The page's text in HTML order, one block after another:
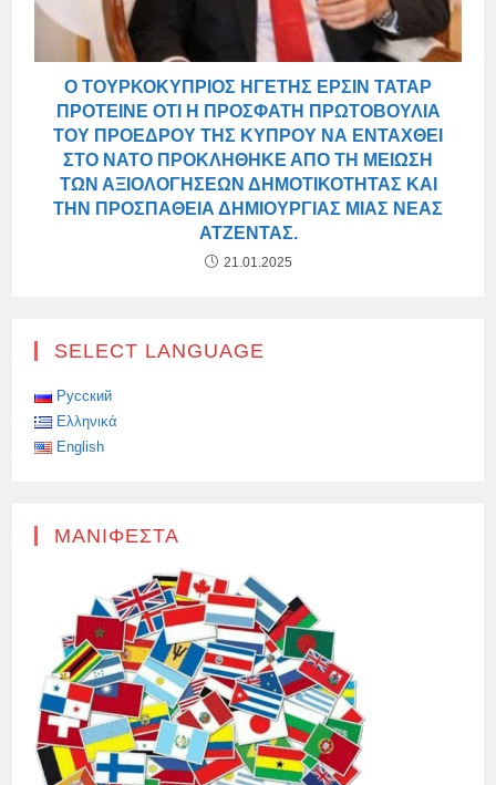
Ο ΤΟΥΡΚΟΚΎΠΡΙΟΣ ΗΓΈΤΗΣ ΕΡΣΊΝ ΤΑΤΆΡ
ΠΡΌΤΕΙΝΕ ΌΤΙ Η ΠΡΌΣΦΑΤΗ ΠΡΩΤΟΒΟΥΛΊΑ
ΤΟΥ ΠΡΟΈΔΡΟΥ ΤΗΣ ΚΎΠΡΟΥ ΝΑ ΕΝΤΑΧΘΕΊ
ΣΤΟ ΝΑΤΟ ΠΡΟΚΛΉΘΗΚΕ ΑΠΌ ΤΗ ΜΕΊΩΣΗ
ΤΩΝ ΑΞΙΟΛΟΓΉΣΕΩΝ ΔΗΜΟΤΙΚΌΤΗΤΑΣ ΚΑΙ
ΤΗΝ ΠΡΟΣΠΆΘΕΙΑ ΔΗΜΙΟΥΡΓΊΑΣ ΜΙΑΣ ΝΈΑΣ
ΑΤΖΈΝΤΑΣ.
21.01.2025
SELECT LANGUAGE
Русский
Ελληνικά
English
ΜΑΝΙΦΈΣΤΑ